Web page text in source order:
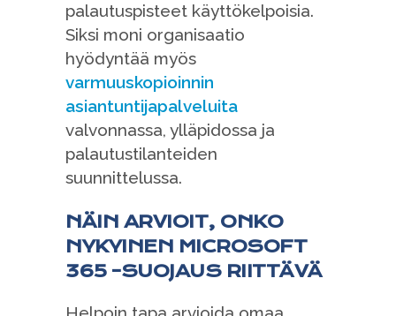
palautuspisteet käyttökelpoisia.
Siksi moni organisaatio
hyödyntää myös
varmuuskopioinnin
asiantuntijapalveluita
valvonnassa, ylläpidossa ja
palautustilanteiden
suunnittelussa.
NÄIN ARVIOIT, ONKO
NYKYINEN MICROSOFT
365 -SUOJAUS RIITTÄVÄ